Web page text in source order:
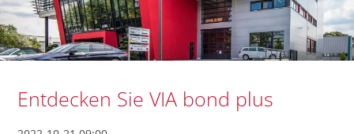
Entdecken Sie VIA bond plus